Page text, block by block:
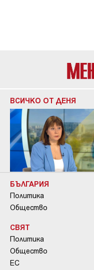
ВСИЧКО ОТ ДЕНЯ
БЪЛГАРИЯ
Политика
Общество
СВЯТ
Политика
Общество
ЕС